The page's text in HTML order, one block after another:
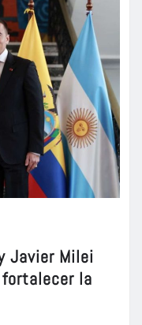
Javier Milei
la